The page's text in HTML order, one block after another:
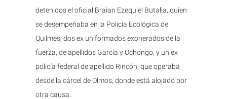
detenidos el oficial Braian Ezequiel Butalla, quien
se desempeñaba en la Policía Ecológica de
Quilmes; dos ex uniformados exonerados de la
fuerza, de apellidos García y Ochongo, y un ex
policía federal de apellido Rincón, que operaba
desde la cárcel de Olmos, donde está alojado por
otra causa.